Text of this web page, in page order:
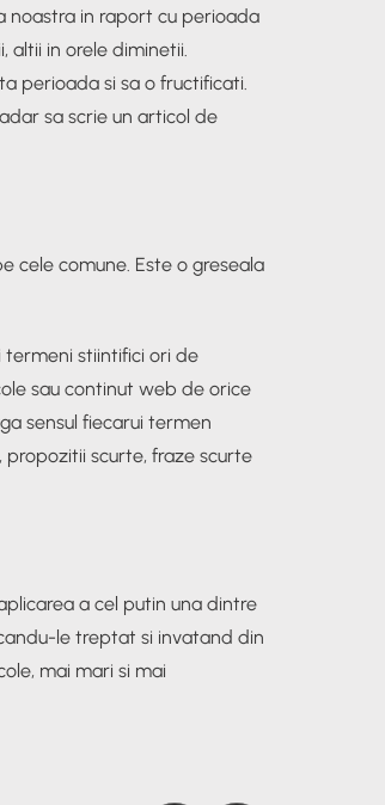
noastra in raport cu perioada
altii in orele diminetii.
perioada si sa o fructificati.
sa scrie un articol de
cele comune. Este o greseala
termeni stiintifici ori de
sau continut web de orice
sensul fiecarui termen
propozitii scurte, fraze scurte
a cel putin una dintre
le treptat si invatand din
mai mari si mai